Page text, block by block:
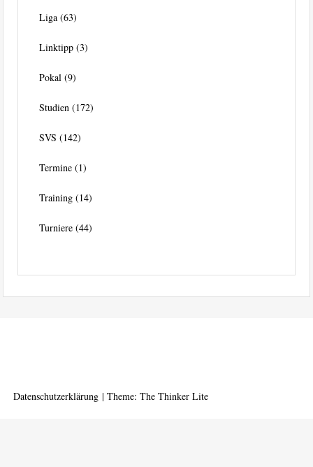
Liga (63)
Linktipp (3)
Pokal (9)
Studien (172)
SVS (142)
Termine (1)
Training (14)
Turniere (44)
Datenschutzerklärung | Theme: The Thinker Lite